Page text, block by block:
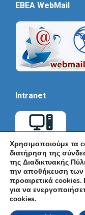
EBEA WebMail
Intranet
© Εμπορικό και
Ακαδημίας 7, ΤΚ:
Χρησιμοποιούμε τα
διατήρηση της
της Διαδικτυακής
την αποθήκευση
προαιρετικά cookies.
για να
cookies.